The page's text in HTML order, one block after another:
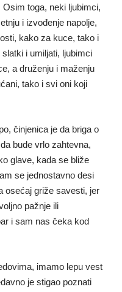
Osim toga, neki ljubimci,
i izvođenje napolje,
kako za kuce, tako i
i umiljati, ljubimci
a druženju i maženju
tako i svi oni koji
činjenica je da briga o
bude vrlo zahtevna,
glave, kada se bliže
se jednostavno desi
osećaj griže savesti, jer
pažnje ili
i sam nas čeka kod
imamo lepu vest
je stigao poznati